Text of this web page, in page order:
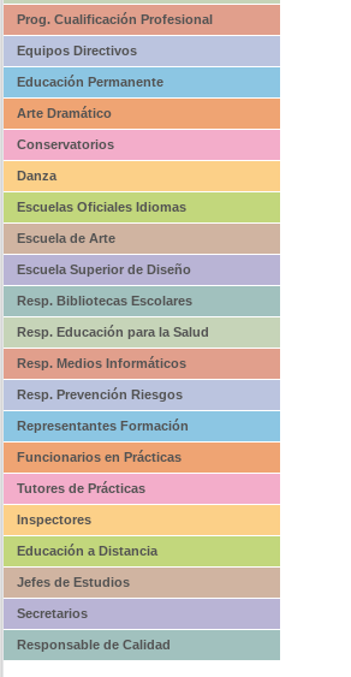
Prog. Cualificación Profesional
Equipos Directivos
Educación Permanente
Arte Dramático
Conservatorios
Danza
Escuelas Oficiales Idiomas
Escuela de Arte
Escuela Superior de Diseño
Resp. Bibliotecas Escolares
Resp. Educación para la Salud
Resp. Medios Informáticos
Resp. Prevención Riesgos
Representantes Formación
Funcionarios en Prácticas
Tutores de Prácticas
Inspectores
Educación a Distancia
Jefes de Estudios
Secretarios
Responsable de Calidad